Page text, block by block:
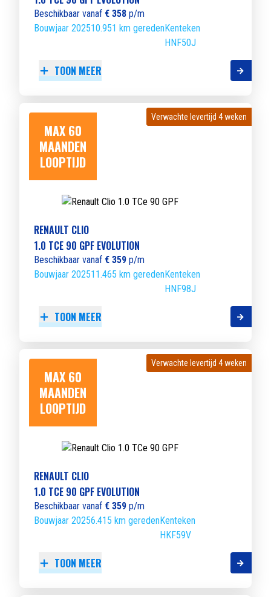
Beschikbaar vanaf € 358 p/m
Bouwjaar 202510.951 km geredenKenteken
HNF50J
TOON MEER
MAX 60
MAANDEN
LOOPTIJD
Verwachte levertijd 4 weken
Verwachte levertijd 4 weken
RENAULT CLIO
1.0 TCE 90 GPF EVOLUTION
Beschikbaar vanaf € 359 p/m
Bouwjaar 202511.465 km geredenKenteken
HNF98J
TOON MEER
MAX 60
MAANDEN
LOOPTIJD
Verwachte levertijd 4 weken
Verwachte levertijd 4 weken
RENAULT CLIO
1.0 TCE 90 GPF EVOLUTION
Beschikbaar vanaf € 359 p/m
Bouwjaar 20256.415 km geredenKenteken
HKF59V
TOON MEER